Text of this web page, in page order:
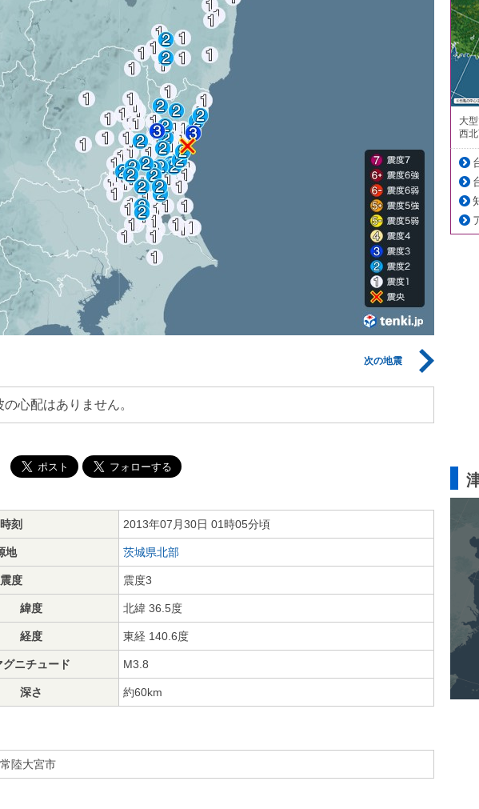
次の地震
心配はありません。
刻 2013年07月30日 01時05分頃
地 茨城県北部
度 震度3
緯度 北緯 36.5度
経度 東経 140.6度
グニチュード M3.8
深さ 約60km
常陸大宮市
大
西